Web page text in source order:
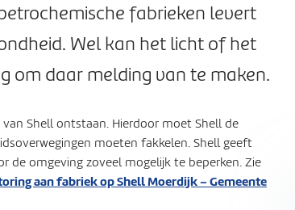
fabrieken levert
Wel kan het licht of het
om daar melding van te maken.
Shell ontstaan. Hierdoor moet Shell de
moeten fakkelen. Shell geeft
de omgeving zoveel mogelijk te beperken. Zie
aan fabriek op Shell Moerdijk – Gemeente